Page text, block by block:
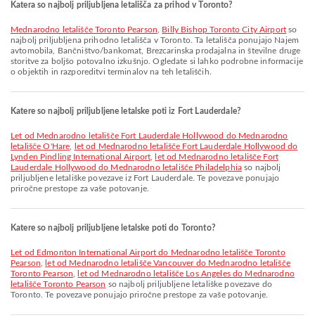
Katera so najbolj priljubljena letališča za prihod v Toronto?
Mednarodno letališče Toronto Pearson Billy Bishop Toronto City Airportso
najbolj priljubljena prihodno letališča v Toronto. Ta letališča ponujajo Najem
avtomobila, Bančništvo/bankomat, Brezcarinska prodajalna in številne druge
storitve za boljšo potovalno izkušnjo. Ogledate si lahko podrobne informacije
o objektih in razporeditvi terminalov na teh letališčih.
Katere so najbolj priljubljene letalske poti iz Fort Lauderdale?
let od Mednarodno letališče Fort Lauderdale Hollywood do Mednarodno
letališče O'Hare
let od Mednarodno letališče Fort Lauderdale Hollywood do
Lynden Pindling International Airport
let od Mednarodno letališče Fort
Lauderdale Hollywood do Mednarodno letališče Philadelphiaso najbolj
priljubljene letališke povezave iz Fort Lauderdale. Te povezave ponujajo
priročne prestope za vaše potovanje.
Katere so najbolj priljubljene letalske poti do Toronto?
let od Edmonton International Airport do Mednarodno letališče Toronto
Pearson
let od Mednarodno letališče Vancouver do Mednarodno letališče
Toronto Pearson
let od Mednarodno letališče Los Angeles do Mednarodno
letališče Toronto Pearson so najbolj priljubljene letališke povezave do
Toronto. Te povezave ponujajo priročne prestope za vaše potovanje.